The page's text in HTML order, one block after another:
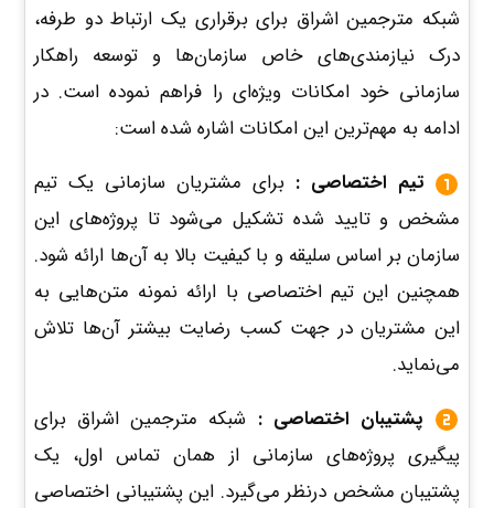
شبکه مترجمین اشراق برای برقراری یک ارتباط دو طرفه،
درک نیازمندی‌های خاص سازمان‌ها و توسعه راهکار
سازمانی خود امکانات ویژه‌ای را فراهم نموده است. در
ادامه به مهم‌ترین این امکانات اشاره شده است:
تیم اختصاصی : برای مشتریان سازمانی یک تیم
مشخص و تایید شده تشکیل می‌شود تا پروژه‌های این
سازمان بر اساس سلیقه و با کیفیت بالا به آن‌ها ارائه شود.
همچنین این تیم اختصاصی با ارائه نمونه متن‌هایی به
این مشتریان در جهت کسب رضایت بیشتر آن‌ها تلاش
می‌نماید.
پشتیبان اختصاصی : شبکه مترجمین اشراق برای
پیگیری پروژه‌های سازمانی از همان تماس اول، یک
پشتیبان مشخص درنظر می‌گیرد. این پشتیبانی اختصاصی